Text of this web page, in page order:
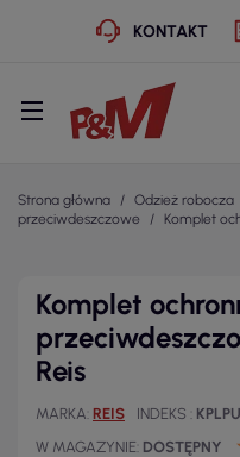
KONTAKT
Strona główna Odzież robocza
przeciwdeszczowe
Komplet
Komplet
Reis
MARKA REIS INDEKS
W MAGAZYNIE DOSTĘPNY